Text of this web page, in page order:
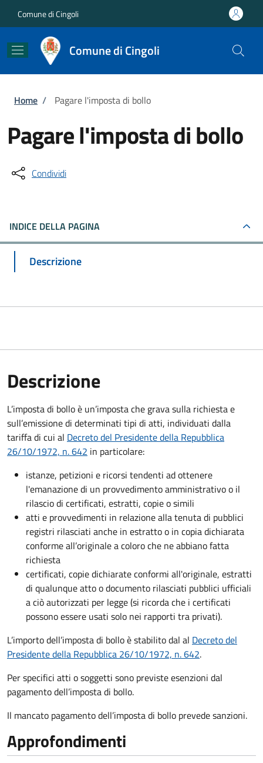
Comune di Cingoli
Comune di Cingoli
Briciole di pane
Home / Pagare l'imposta di bollo
Pagare l'imposta di bollo
Condividi
INDICE DELLA PAGINA
Descrizione
Descrizione
L’imposta di bollo è un’imposta che grava sulla richiesta e
sull’emissione di determinati tipi di atti, individuati dalla
tariffa di cui al Decreto del Presidente della Repubblica
26/10/1972, n. 642 in particolare:
istanze, petizioni e ricorsi tendenti ad ottenere
l'emanazione di un provvedimento amministrativo o il
rilascio di certificati, estratti, copie o simili
atti e provvedimenti in relazione alla tenuta di pubblici
registri rilasciati anche in estratto o in copia dichiarata
conforme all’originale a coloro che ne abbiano fatta
richiesta
certificati, copie dichiarate conformi all'originale, estratti
di qualunque atto o documento rilasciati pubblici ufficiali
a ciò autorizzati per legge (si ricorda che i certificati
possono essere usati solo nei rapporti tra privati).
L’importo dell’imposta di bollo è stabilito dal al Decreto del
Presidente della Repubblica 26/10/1972, n. 642.
Per specifici atti o soggetti sono previste esenzioni dal
pagamento dell’imposta di bollo.
Il mancato pagamento dell’imposta di bollo prevede sanzioni.
Approfondimenti